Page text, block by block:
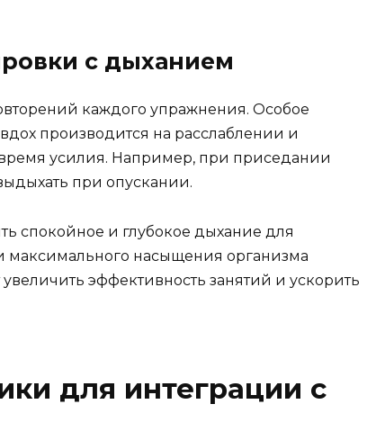
с дыханием
каждого упражнения. Особое
производится на расслаблении и
усилия. Например, при приседании
при опускании.
спокойное и глубокое дыхание для
насыщения организма
эффективность занятий и ускорить
для интеграции с